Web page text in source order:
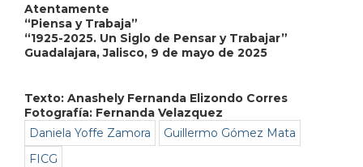
Atentamente
“Piensa y Trabaja”
“1925-2025. Un Siglo de Pensar y Trabajar”
Guadalajara, Jalisco, 9 de mayo de 2025
Texto: Anashely Fernanda Elizondo Corres
Fotografía: Fernanda Velazquez
Daniela Yoffe Zamora
Guillermo Gómez Mata
FICG